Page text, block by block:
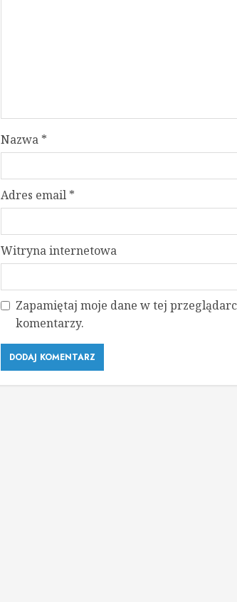
Nazwa *
Adres email *
Witryna internetowa
Zapamiętaj moje dane w tej
komentarzy.